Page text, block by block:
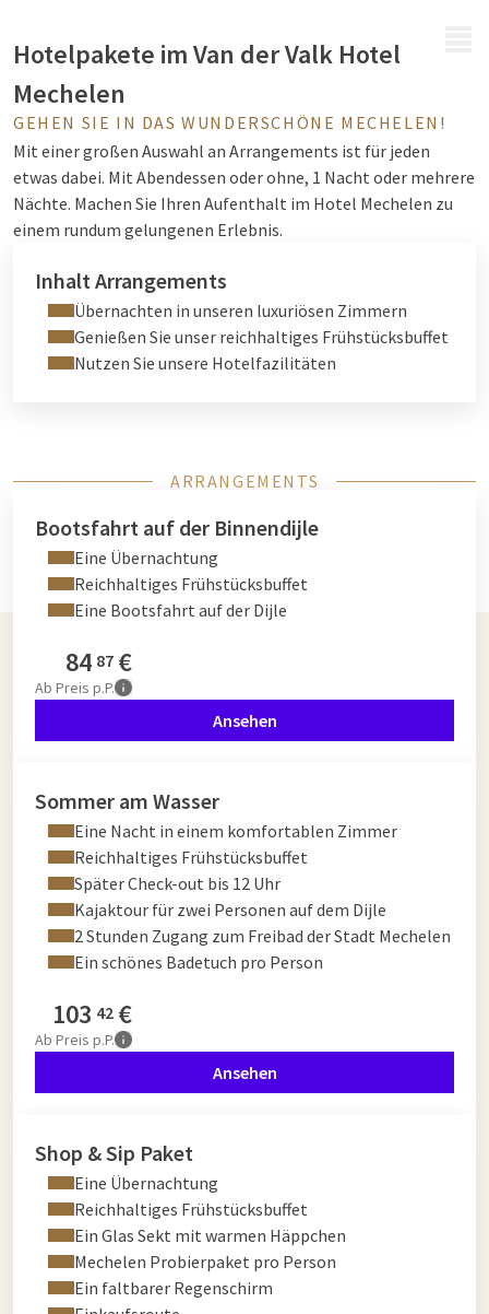
Hotelpakete im Van der Valk Hotel
Mechelen
GEHEN SIE IN DAS WUNDERSCHÖNE MECHELEN!
Mit einer großen Auswahl an Arrangements ist für jeden
etwas dabei. Mit Abendessen oder ohne, 1 Nacht oder mehrere
Nächte. Machen Sie Ihren Aufenthalt im Hotel Mechelen zu
einem rundum gelungenen Erlebnis.
Inhalt Arrangements
Übernachten in unseren luxuriösen Zimmern
Genießen Sie unser reichhaltiges Frühstücksbuffet
Nutzen Sie unsere Hotelfazilitäten
ARRANGEMENTS
Bootsfahrt auf der Binnendijle
Eine Übernachtung
Reichhaltiges Frühstücksbuffet
Eine Bootsfahrt auf der Dijle
84 87 €
Ab Preis p.P.
Ansehen
Sommer am Wasser
Eine Nacht in einem komfortablen Zimmer
Reichhaltiges Frühstücksbuffet
Später Check-out bis 12 Uhr
Kajaktour für zwei Personen auf dem Dijle
2 Stunden Zugang zum Freibad der Stadt Mechelen
Ein schönes Badetuch pro Person
103 42 €
Ab Preis p.P.
Ansehen
Shop & Sip Paket
Eine Übernachtung
Reichhaltiges Frühstücksbuffet
Ein Glas Sekt mit warmen Häppchen
Mechelen Probierpaket pro Person
Ein faltbarer Regenschirm